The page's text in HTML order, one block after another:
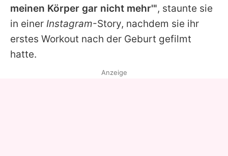
meinen Körper gar nicht mehr'", staunte sie
in einer Instagram-Story, nachdem sie ihr
erstes Workout nach der Geburt gefilmt
hatte.
Anzeige